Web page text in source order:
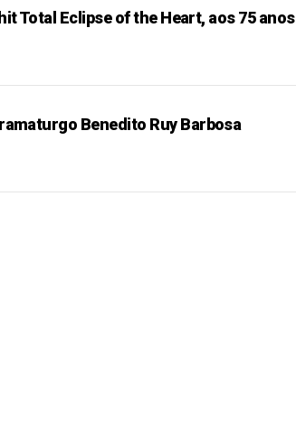
Total Eclipse of the Heart, aos 75 anos
Benedito Ruy Barbosa